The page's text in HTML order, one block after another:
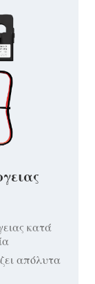
κατά
απόλυτα